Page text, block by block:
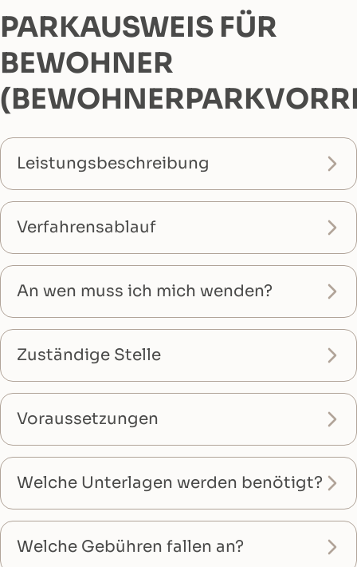
PARKAUSWEIS FÜR
BEWOHNER
Leistungsbeschreibung
Verfahrensablauf
An wen muss ich mich wenden?
Zuständige Stelle
Voraussetzungen
Welche Unterlagen werden benötigt?
Welche Gebühren fallen an?